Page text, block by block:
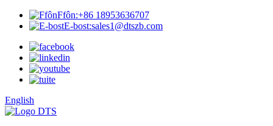
Ffôn:+86 18953636707
E-bost:sales1@dtszb.com
English